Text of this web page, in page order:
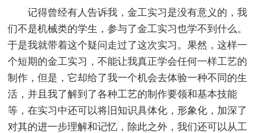
记得曾经有人告诉我，金工实习是没有意义的，我
们不是机械类的学生，参与了金工实习也学不到什么。
于是我就带着这个疑问走过了这次实习。果然，这样一
个短期的金工实习，不能让我真正学会任何一样工艺的
制作，但是，它却给了我一个机会去体验一种不同的生
活，并且我了解到了各种工艺的制作要领和基本技能
等，在实习中还可以将旧知识具体化，形象化，加深了
对其的进一步理解和记忆，除此之外，我们还可以从工